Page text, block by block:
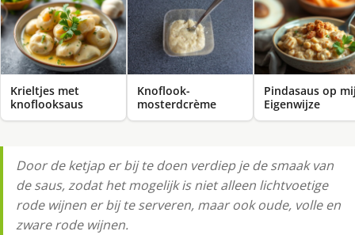
Krieltjes met
knoflooksaus
Knoflook-
mosterdcrème
Pindasaus op
Eigenwijze
Door de ketjap er bij te doen verdiep je de smaak van
de saus, zodat het mogelijk is niet alleen lichtvoetige
rode wijnen er bij te serveren, maar ook oude, volle en
zware rode wijnen.